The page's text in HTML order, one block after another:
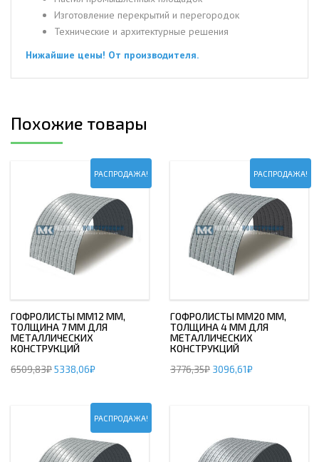
Изготовление перекрытий и перегородок
Технические и архитектурные решения
Нижайшие цены! От производителя.
Похожие товары
РАСПРОДАЖА!
ГОФРОЛИСТЫ ММ12 ММ,
ТОЛЩИНА 7 ММ ДЛЯ
МЕТАЛЛИЧЕСКИХ
КОНСТРУКЦИЙ
6509,83₽5338,06₽
РАСПРОДАЖА!
ГОФРОЛИСТЫ ММ20 ММ,
ТОЛЩИНА 4 ММ ДЛЯ
МЕТАЛЛИЧЕСКИХ
КОНСТРУКЦИЙ
3776,35₽ 3096,61₽
РАСПРОДАЖА!